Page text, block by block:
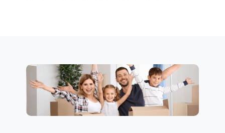
Firmenumzug
Wolfsberg